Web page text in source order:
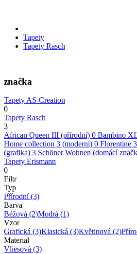
Tapety
Tapety Rasch
značka
Tapety AS-Creation
0
Tapety Rasch
3
African Queen III (přírodní) 0 Bambino
Home collection 3 (moderní) 0 Florentine
(grafika) 3 Schöner Wohnen (domácí
Tapety Erismann
0
Filtr
Typ
Přírodní(3)
Barva
Béžová (2)Modrá (1)
Vzor
Grafická (3)Klasická (3)Květinová (2)
Material
Vliesová (3)